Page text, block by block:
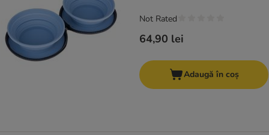
64,90 lei
Not Rated
Adaugă în coș